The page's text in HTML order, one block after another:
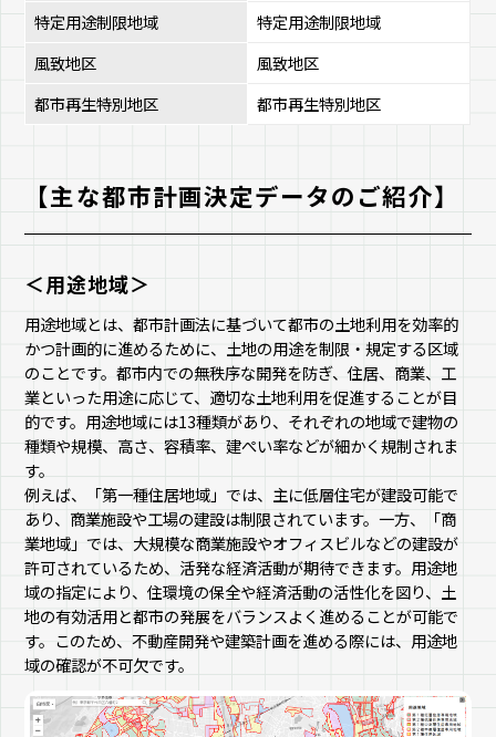
特定用途制限地域
特定用途制限地域
風致地区
風致地区
都市再生特別地区
都市再生特別地区
【主な都市計画決定データのご紹介】
＜用途地域＞
用途地域とは、都市計画法に基づいて都市の土地利用を効率的
かつ計画的に進めるために、土地の用途を制限・規定する区域
のことです。都市内での無秩序な開発を防ぎ、住居、商業、工
業といった用途に応じて、適切な土地利用を促進することが目
的です。用途地域には13種類があり、それぞれの地域で建物の
種類や規模、高さ、容積率、建ぺい率などが細かく規制されま
す。
例えば、「第一種住居地域」では、主に低層住宅が建設可能で
あり、商業施設や工場の建設は制限されています。一方、「商
業地域」では、大規模な商業施設やオフィスビルなどの建設が
許可されているため、活発な経済活動が期待できます。用途地
域の指定により、住環境の保全や経済活動の活性化を図り、土
地の有効活用と都市の発展をバランスよく進めることが可能で
す。このため、不動産開発や建築計画を進める際には、用途地
域の確認が不可欠です。